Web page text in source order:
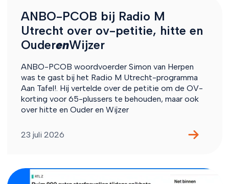
ANBO-PCOB bij Radio M
Utrecht over ov-petitie, hitte en
OuderenWijzer
ANBO-PCOB woordvoerder Simon van Herpen
was te gast bij het Radio M Utrecht-programma
Aan Tafel!. Hij vertelde over de petitie om de OV-
korting voor 65-plussers te behouden, maar ook
over hitte en Ouder en Wijzer
23 juli 2026